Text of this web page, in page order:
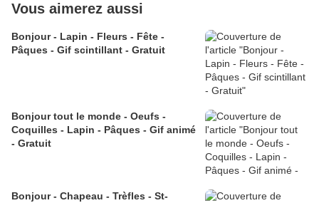
Vous aimerez aussi
Bonjour - Lapin - Fleurs - Fête -
Pâques - Gif scintillant - Gratuit
Bonjour tout le monde - Oeufs -
Coquilles - Lapin - Pâques - Gif animé
- Gratuit
Bonjour - Chapeau - Trèfles - St-